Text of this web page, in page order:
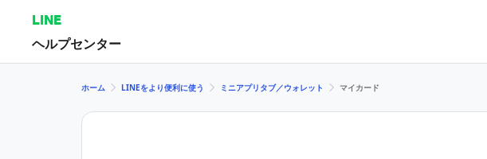
LINE
ヘルプセンター
ホーム LINEをより便利に使う ミニアプリタブ／ウォレット マイカード